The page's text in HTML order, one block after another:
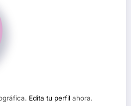
Edita tu perfil ahora.